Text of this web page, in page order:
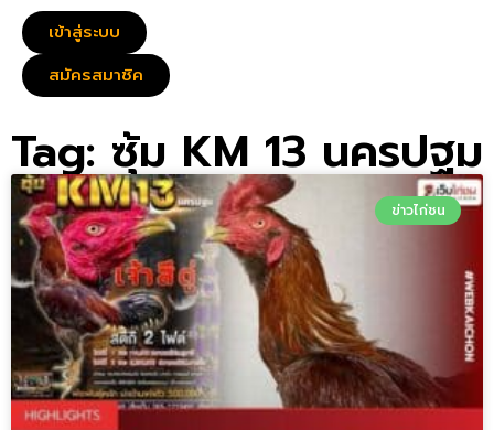
เข้าสู่ระบบ
สมัครสมาชิค
Tag: ซุ้ม KM 13 นครปฐม
ข่าวไก่ชน